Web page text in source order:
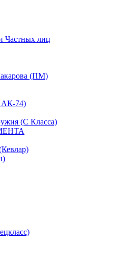
Частных лиц
(ПМ)
74)
(С Класса)